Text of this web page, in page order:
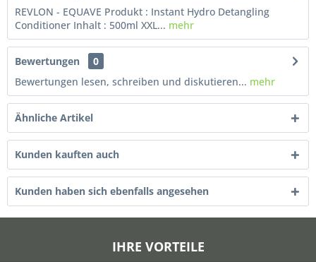
REVLON - EQUAVE Produkt : Instant Hydro Detangling
Conditioner Inhalt : 500ml XXL... mehr
Bewertungen
0
Bewertungen lesen, schreiben und diskutieren... mehr
Ähnliche Artikel
Kunden kauften auch
Kunden haben sich ebenfalls angesehen
IHRE VORTEILE